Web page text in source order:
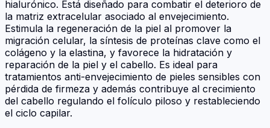
hialurónico. Está diseñado para combatir el deterioro de
la matriz extracelular asociado al envejecimiento.
Estimula la regeneración de la piel al promover la
migración celular, la síntesis de proteínas clave como el
colágeno y la elastina, y favorece la hidratación y
reparación de la piel y el cabello. Es ideal para
tratamientos anti-envejecimiento de pieles sensibles con
pérdida de firmeza y además contribuye al crecimiento
del cabello regulando el folículo piloso y restableciendo
el ciclo capilar.